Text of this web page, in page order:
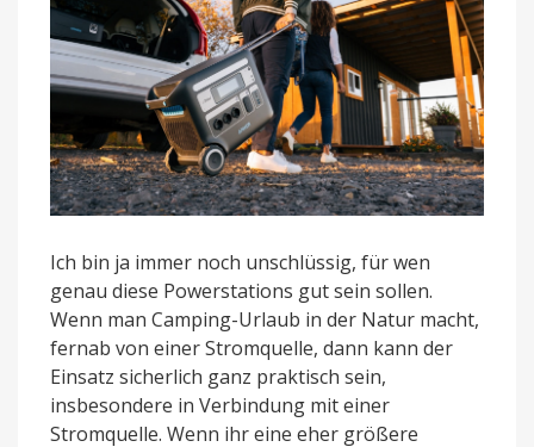
Ich bin ja immer noch unschlüssig, für wen
genau diese Powerstations gut sein sollen.
Wenn man Camping-Urlaub in der Natur macht,
fernab von einer Stromquelle, dann kann der
Einsatz sicherlich ganz praktisch sein,
insbesondere in Verbindung mit einer
Stromquelle. Wenn ihr eine eher größere